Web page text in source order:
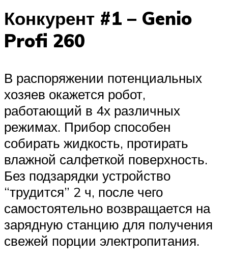
Конкурент #1 – Genio
Profi 260
В распоряжении потенциальных
хозяев окажется робот,
работающий в 4х различных
режимах. Прибор способен
собирать жидкость, протирать
влажной салфеткой поверхность.
Без подзарядки устройство
“трудится” 2 ч, после чего
самостоятельно возвращается на
зарядную станцию для получения
свежей порции электропитания.